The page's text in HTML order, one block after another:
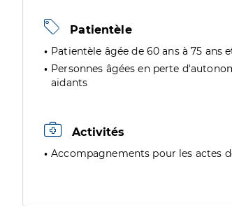
Patientèle
Patientèle âgée de 60 ans à 75 ans
Personnes âgées en perte
aidants
Activités
Accompagnements pour les actes